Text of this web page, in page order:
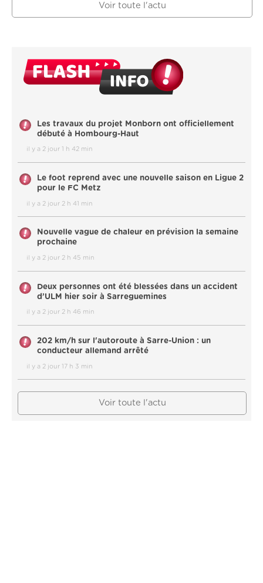
Voir toute l'actu
Les travaux du projet Monborn ont officiellement
débuté à Hombourg-Haut
il y a 2 jour 1 h 42 min
Le foot reprend avec une nouvelle saison en Ligue 2
pour le FC Metz
il y a 2 jour 2 h 41 min
Nouvelle vague de chaleur en prévision la semaine
prochaine
il y a 2 jour 2 h 45 min
Deux personnes ont été blessées dans un accident
d’ULM hier soir à Sarreguemines
il y a 2 jour 2 h 46 min
202 km/h sur l'autoroute à Sarre-Union : un
conducteur allemand arrêté
il y a 2 jour 17 h 3 min
Voir toute l'actu